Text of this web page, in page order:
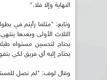
النهاية وإلا فلا."
وتابع: "مثلما رأيتم في
الثلاث الأولى وبعدها
يحتاج لتحسين مستواه
يحتاج إليه أي فريق لكي
وقال لوف: "لم نصل